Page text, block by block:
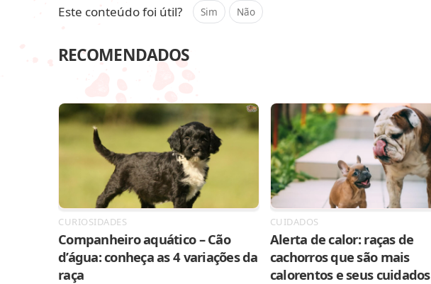
Este conteúdo foi útil? Sim Não
RECOMENDADOS
CURIOSIDADES
Companheiro aquático – Cão
d’água: conheça as 4 variações da
raça
CUIDADOS
Alerta de calor: raças de
cachorros que são mais
calorentos e seus cuidados